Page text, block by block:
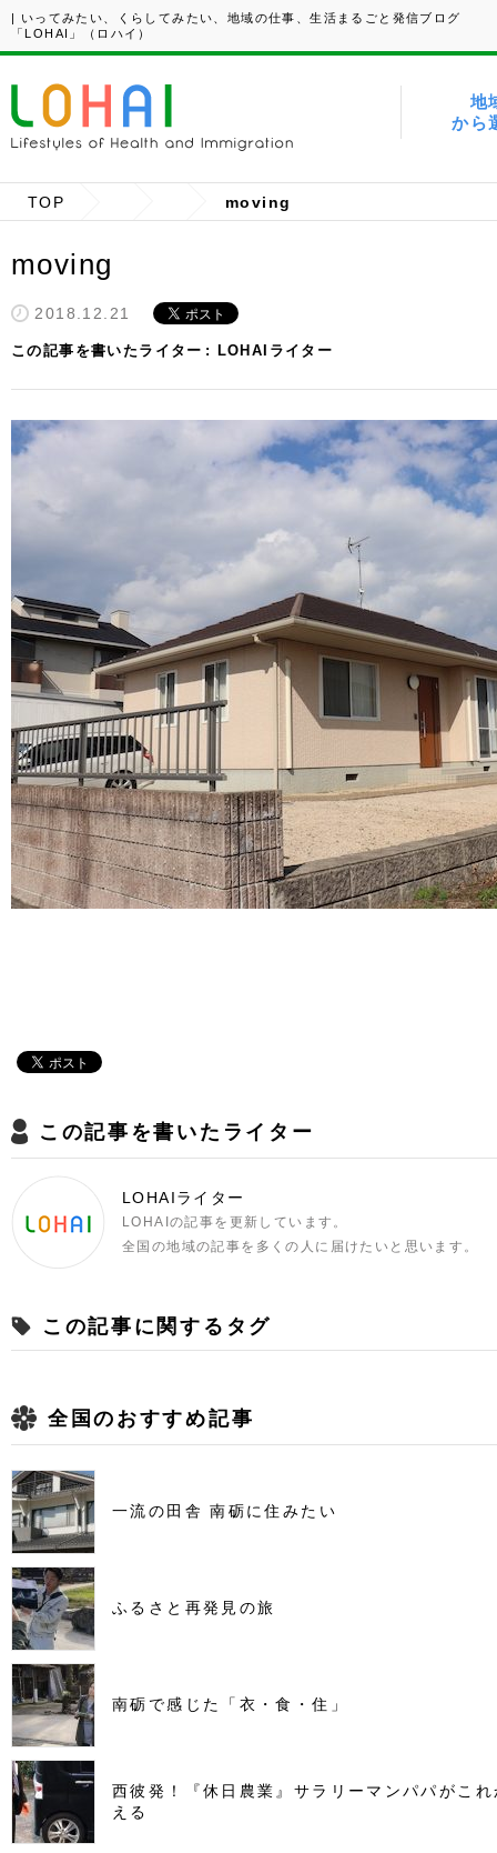
| いってみたい、くらしてみたい、地域の仕事、生活まるごと発信ブログ
「LOHAI」（ロハイ）
地
から
TOP moving
moving
2018.12.21
この記事を書いたライター LOHAIライター
この記事を書いたライター
LOHAIライター
LOHAIの記事を更新しています。
全国の地域の記事を多くの人に届けたいと思います。
この記事に関するタグ
全国のおすすめ記事
一流の田舎 南砺に住みたい
ふるさと再発見の旅
南砺で感じた「衣・食・住」
西彼発！『休日農業』サラリーマンパパがこ
える